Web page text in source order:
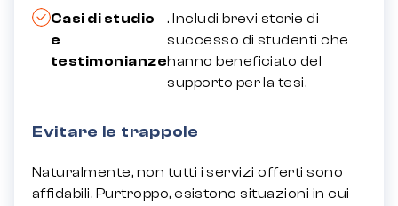
Casi di studio
e
testimonianze
. Includi brevi storie di
successo di studenti che
hanno beneficiato del
supporto per la tesi.
Evitare le trappole
Naturalmente, non tutti i servizi offerti sono
affidabili. Purtroppo, esistono situazioni in cui